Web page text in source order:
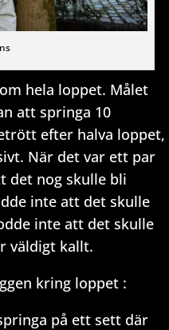
hela loppet. Målet
att springa 10
efter halva loppet,
När det var ett par
det nog skulle bli
inte att det skulle
inte att det skulle
väldigt kallt.
kring loppet :
på ett sett där